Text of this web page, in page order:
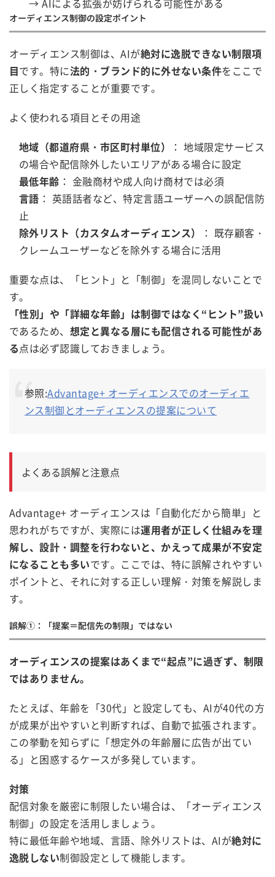
オーディエンス制御の設定ポイント
オーディエンス制御は、AIが絶対に逸脱できない制限項
目です。特に法的・ブランド的に外せない条件をここで
正しく指定することが重要です。
よく使われる項目とその用途
地域（都道府県・市区町村単位）
： 地域限定サービス
の場合や配信除外したいエリアがある場合に設定
最低年齢 ： 金融商材や成人向け商材では必須
言語 ： 英語話者など、特定言語ユーザーへの誤配信防
止
除外リスト（カスタムオーディエンス）
： 既存顧客・
クレームユーザーなどを除外する場合に活用
重要な点は、「ヒント」と「制御」を混同しないことで
す。
「性別」や「詳細な年齢」は制御ではなく“ヒント”扱い
であるため、 想定と異なる層にも配信される可能性があ
る点は必ず認識しておきましょう。
参照:Advantage+ オーディエンスでのオーディエ
ンス制御とオーディエンスの提案について
よくある誤解と注意点
Advantage+ オーディエンスは「自動化だから簡単」と
思われがちですが、実際には運用者が正しく仕組みを理
解し、設計・調整を行わないと、かえって成果が不安定
になることも多いです。ここでは、特に誤解されやすい
ポイントと、それに対する正しい理解・対策を解説しま
す。
誤解①：「提案＝配信先の制限」ではない
オーディエンスの提案はあくまで“起点”に過ぎず、制限
ではありません。
たとえば、年齢を「30代」と設定しても、AIが40代の方
が成果が出やすいと判断すれば、自動で拡張されます。
この挙動を知らずに「想定外の年齢層に広告が出てい
る」と困惑するケースが多発しています。
対策
配信対象を厳密に制限したい場合は、「オーディエンス
制御」の設定を活用しましょう。
特に最低年齢や地域、言語、除外リストは、AIが絶対に
逸脱しない制御設定として機能します。